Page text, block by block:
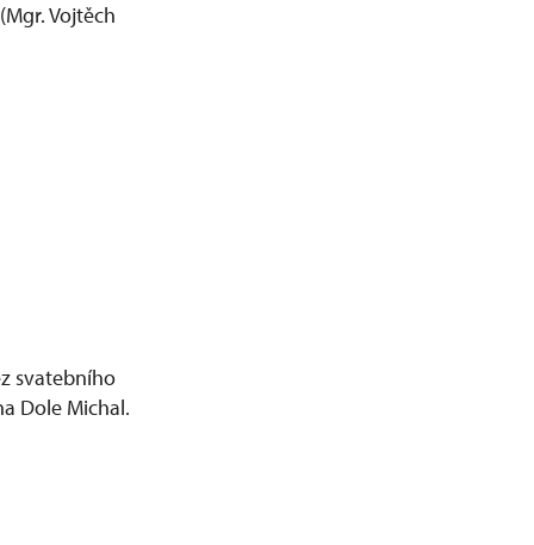
Vojtěch
svatebního
Dole Michal.